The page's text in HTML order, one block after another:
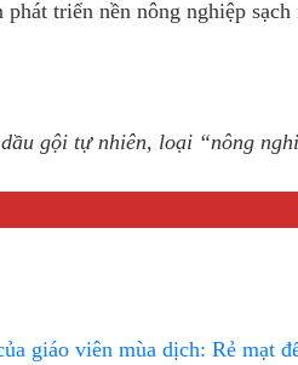
phát triển nền nông nghiệp sạch
gội tự nhiên, loại “nông
giáo viên mùa dịch: Rẻ mạt